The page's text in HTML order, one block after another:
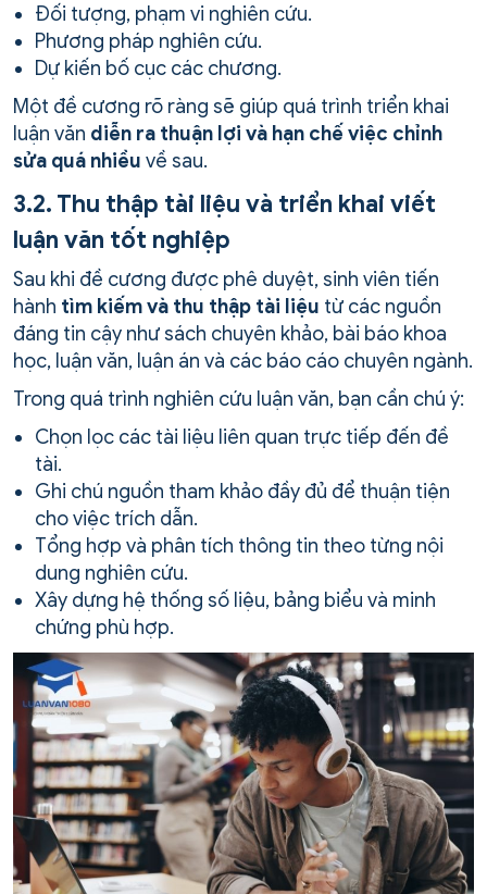
Đối tượng, phạm vi nghiên cứu.
Phương pháp nghiên cứu.
Dự kiến bố cục các chương.
Một đề cương rõ ràng sẽ giúp quá trình triển khai
luận văn diễn ra thuận lợi và hạn chế việc chỉnh
sửa quá nhiều về sau.
3.2. Thu thập tài liệu và triển khai viết
luận văn tốt nghiệp
Sau khi đề cương được phê duyệt, sinh viên tiến
hành tìm kiếm và thu thập tài liệu từ các nguồn
đáng tin cậy như sách chuyên khảo, bài báo khoa
học, luận văn, luận án và các báo cáo chuyên ngành.
Trong quá trình nghiên cứu luận văn, bạn cần chú ý:
Chọn lọc các tài liệu liên quan trực tiếp đến đề
tài.
Ghi chú nguồn tham khảo đầy đủ để thuận tiện
cho việc trích dẫn.
Tổng hợp và phân tích thông tin theo từng nội
dung nghiên cứu.
Xây dựng hệ thống số liệu, bảng biểu và minh
chứng phù hợp.